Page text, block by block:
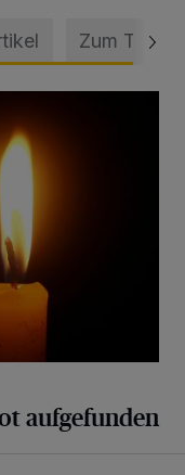
Zum Thema
aufgefunden